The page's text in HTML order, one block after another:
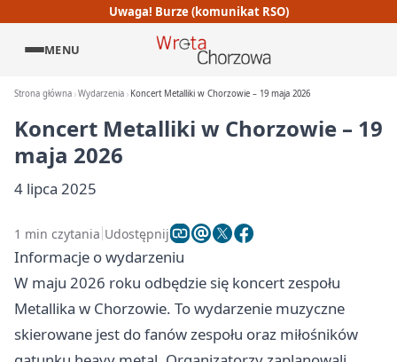
Uwaga! Burze (komunikat RSO)
MENU
Strona główna Wydarzenia Koncert Metalliki w Chorzowie – 19 maja 2026
Koncert Metalliki w Chorzowie – 19
maja 2026
4 lipca 2025
1 min czytania Udostępnij
Informacje o wydarzeniu
W maju 2026 roku odbędzie się koncert zespołu
Metallika w Chorzowie. To wydarzenie muzyczne
skierowane jest do fanów zespołu oraz miłośników